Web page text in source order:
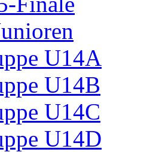
U14A
U14B
U14C
U14D